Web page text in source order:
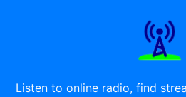
Listen to online radio, find